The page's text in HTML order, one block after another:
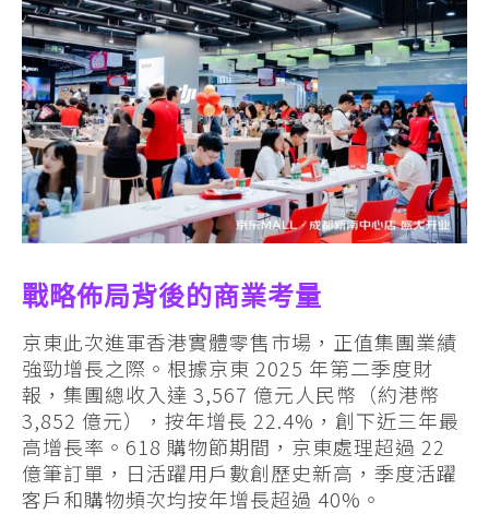
戰略佈局背後的商業考量
京東此次進軍香港實體零售市場，正值集團業績
強勁增長之際。根據京東 2025 年第二季度財
報，集團總收入達 3,567 億元人民幣（約港幣
3,852 億元），按年增長 22.4%，創下近三年最
高增長率。618 購物節期間，京東處理超過 22
億筆訂單，日活躍用戶數創歷史新高，季度活躍
客戶和購物頻次均按年增長超過 40%。